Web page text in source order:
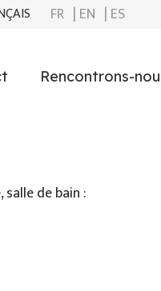
FR | EN | ES
Rencontrons-
de bain :